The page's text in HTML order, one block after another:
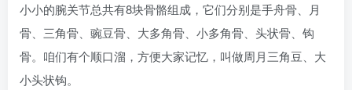
小小的腕关节总共有8块骨骼组成，它们分别是手舟骨、月
骨、三角骨、豌豆骨、大多角骨、小多角骨、头状骨、钩
骨。咱们有个顺口溜，方便大家记忆，叫做周月三角豆、大
小头状钩。